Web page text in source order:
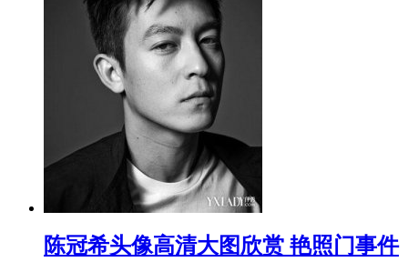
​陈冠希头像高清大图欣赏 艳照门事件